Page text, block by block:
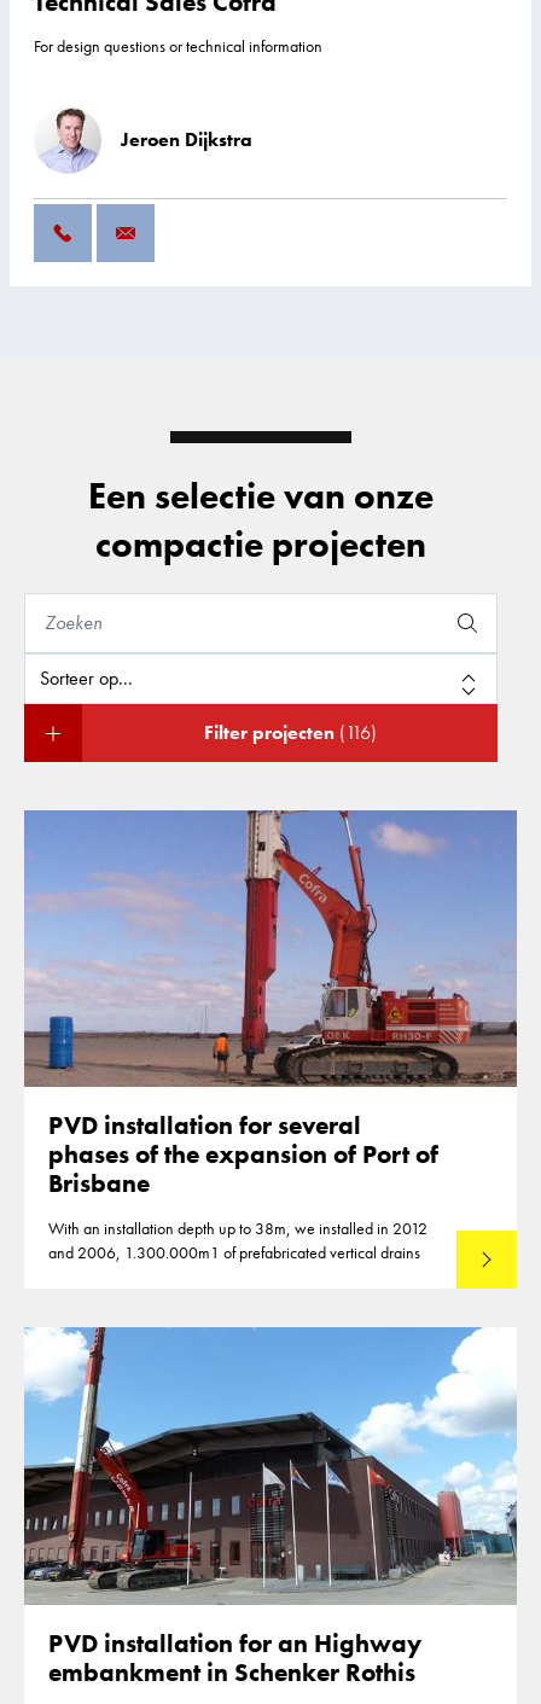
For design questions or technical information
Jeroen Dijkstra
Een selectie van onze
compactie projecten
Filter projecten (116)
PVD installation for several
phases of the expansion of Port of
Brisbane
With an installation depth up to 38m, we installed in 2012
and 2006, 1.300.000m1 of prefabricated vertical drains
Lees
PVD installation for an Highway
embankment in Schenker Rothis